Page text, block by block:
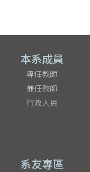
本系成員
專任教師
兼任教師
行政人員
系友專區